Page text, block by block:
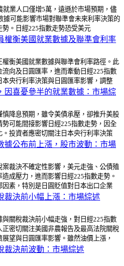
就業人口僅增5萬，遠遜於市場預期，儘
據可能影響市場對聯準會未來利率決策的
。日經225指數走勢恐受美元
權衡美國就業數據及聯準會利率
衡美國就業數據與聯準會利率路徑。此
向及日圓匯率，進而牽動日經225指數
央行利率決策與日圓匯率影響，調整
因喜憂參半的就業數據：市場綜
降息預期，雖令美債承壓，卻推升美股
可能間接影響日經225指數走勢，因全
投資者應密切關注日本央行利率決策
據公布前上漲，股市波動：市場
裁決不確定性影響，美元走強、公債殖
成壓力，進而影響日經225指數走勢。
素，特別是日圓貶值對日本出口企業
裁決前小幅上漲：市場綜述
關稅裁決前小幅走強，對日經225指數
密切關注美國非農報告及最高法院關稅
望與日圓匯率影響。雖然油價上漲，
裁決前波動：市場綜述